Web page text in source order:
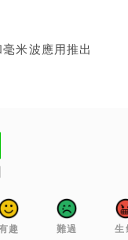
米波應用推出
趣
難過
生